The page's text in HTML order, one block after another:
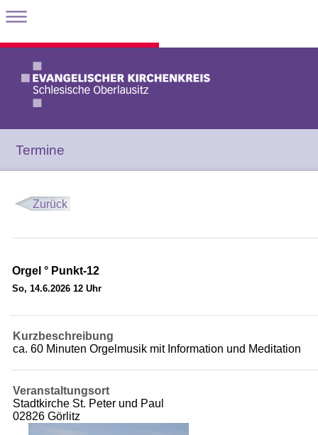
Termine
Zurück
Orgel ° Punkt-12
So, 14.6.2026 12 Uhr
Kurzbeschreibung
ca. 60 Minuten Orgelmusik mit Information und Meditation
Veranstaltungsort
Stadtkirche St. Peter und Paul
02826 Görlitz